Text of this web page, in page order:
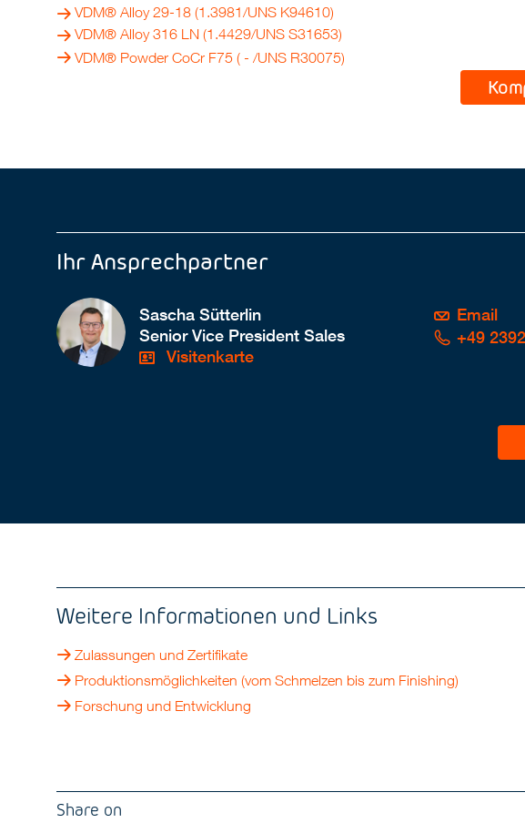
VDM® Alloy 29-18 (1.3981/UNS K94610)
VDM® Alloy 316 LN (1.4429/UNS S31653)
VDM® Powder CoCr F75 ( - /UNS R30075)
Ihr Ansprechpartner
Sascha Sütterlin
Senior Vice President Sales
Visitenkarte
Email
+49
Weitere Informationen und Links
Zulassungen und Zertifikate
Produktionsmöglichkeiten (vom Schmelzen bis zum Finishing)
Forschung und Entwicklung
Share on